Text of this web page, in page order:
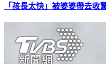
「孩長太快」被婆婆帶去